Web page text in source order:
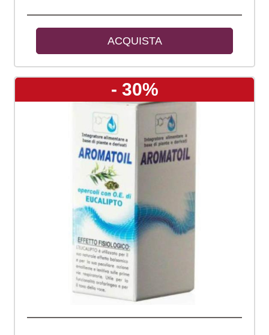
ACQUISTA
- 30%